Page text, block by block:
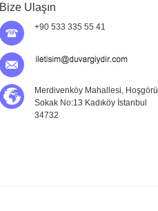
Bize Ulaşın
+90 533 335 55 41
Merdivenköy Mahallesi, Hoşgörü
Sokak No:13 Kadıköy İstanbul
34732